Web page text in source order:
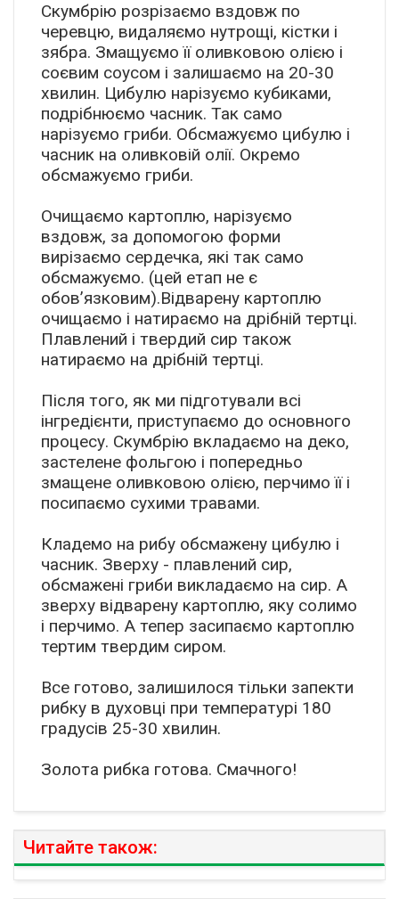
Скумбрію розрізаємо вздовж по
черевцю, видаляємо нутрощі, кістки і
зябра. Змащуємо її оливковою олією і
соєвим соусом і залишаємо на 20-30
хвилин. Цибулю нарізуємо кубиками,
подрібнюємо часник. Так само
нарізуємо гриби. Обсмажуємо цибулю і
часник на оливковій олії. Окремо
обсмажуємо гриби.
Очищаємо картоплю, нарізуємо
вздовж, за допомогою форми
вирізаємо сердечка, які так само
обсмажуємо. (цей етап не є
обов’язковим).Відварену картоплю
очищаємо і натираємо на дрібній тертці.
Плавлений і твердий сир також
натираємо на дрібній тертці.
Після того, як ми підготували всі
інгредієнти, приступаємо до основного
процесу. Скумбрію вкладаємо на деко,
застелене фольгою і попередньо
змащене оливковою олією, перчимо її і
посипаємо сухими травами.
Кладемо на рибу обсмажену цибулю і
часник. Зверху - плавлений сир,
обсмажені гриби викладаємо на сир. А
зверху відварену картоплю, яку солимо
і перчимо. А тепер засипаємо картоплю
тертим твердим сиром.
Все готово, залишилося тільки запекти
рибку в духовці при температурі 180
градусів 25-30 хвилин.
Золота рибка готова. Смачного!
Читайте також: